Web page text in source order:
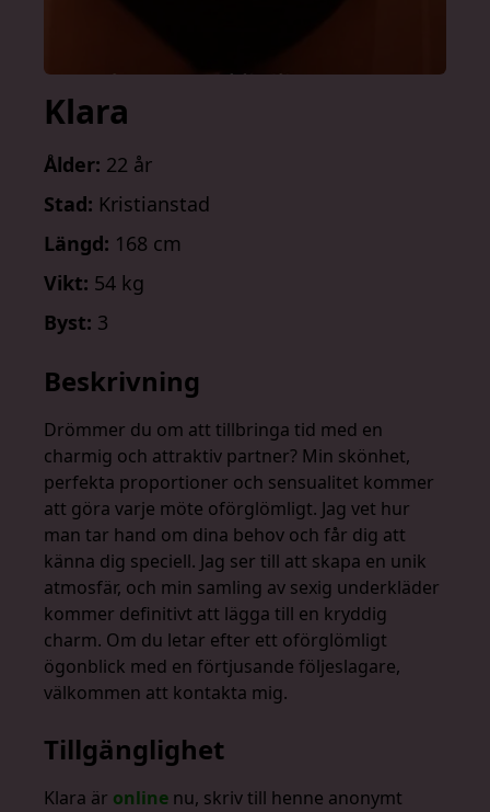
Klara
Ålder: 22 år
Stad: Kristianstad
Längd: 168 cm
Vikt: 54 kg
Byst: 3
Beskrivning
Drömmer du om att tillbringa tid med en
charmig och attraktiv partner? Min skönhet,
perfekta proportioner och sensualitet kommer
att göra varje möte oförglömligt. Jag vet hur
man tar hand om dina behov och får dig att
känna dig speciell. Jag ser till att skapa en unik
atmosfär, och min samling av sexig underkläder
kommer definitivt att lägga till en kryddig
charm. Om du letar efter ett oförglömligt
ögonblick med en förtjusande följeslagare,
välkommen att kontakta mig.
Tillgänglighet
Klara är online nu, skriv till henne anonymt